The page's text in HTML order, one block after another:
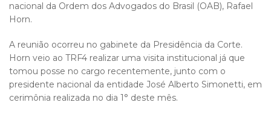
nacional da Ordem dos Advogados do Brasil (OAB), Rafael
Horn.
A reunião ocorreu no gabinete da Presidência da Corte.
Horn veio ao TRF4 realizar uma visita institucional já que
tomou posse no cargo recentemente, junto com o
presidente nacional da entidade José Alberto Simonetti, em
cerimônia realizada no dia 1° deste mês.